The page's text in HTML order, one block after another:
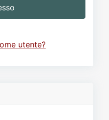
utente?